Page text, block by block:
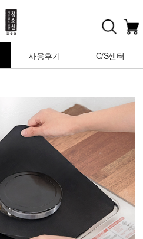
사용후기 C/S센터